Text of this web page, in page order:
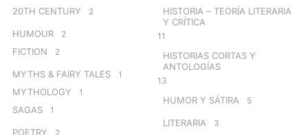
20TH CENTURY 2
HUMOUR 2
FICTION 2
MYTHS & FAIRY TALES 1
MYTHOLOGY 1
SAGAS 1
POETRY 2
HISTORIA – TEORÍA LITERARIA
Y CRÍTICA
11
HISTORIAS CORTAS Y
ANTOLOGÍAS
13
HUMOR Y SÁTIRA 5
LITERARIA 3